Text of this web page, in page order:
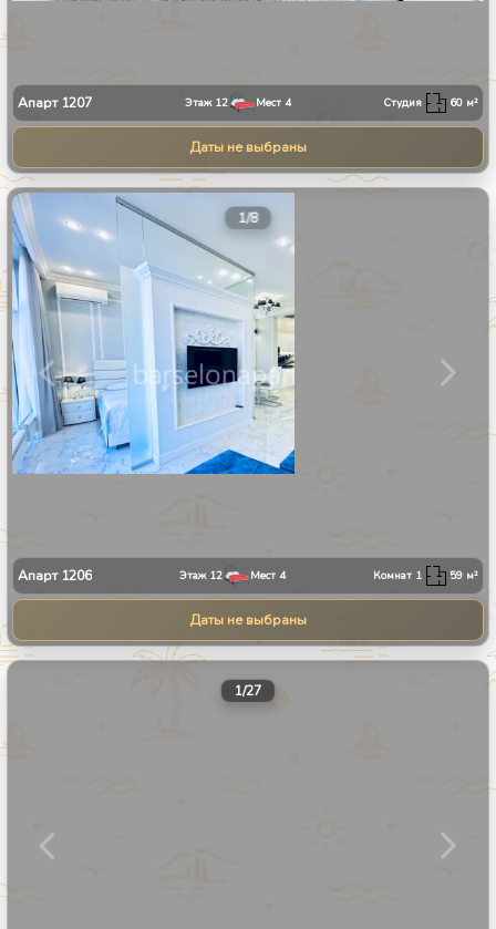
Апарт 1207 Этаж 12 Мест 4 Студия 60 м²
Даты не выбраны
1/8
Апарт 1206 Этаж 12 Мест 4 Комнат 1 59 м²
Даты не выбраны
1/27